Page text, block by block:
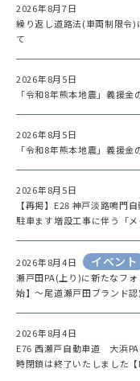
2026年8月7日
繰り返し道路法(車両制限令
て
2026年8月5日
「令和8年熊本地震」義援金
2026年8月5日
「令和8年熊本地震」義援
2026年8月5日
【再掲】E28 神戸淡路鳴門
駐車ます増設工事に伴う「
2026年8月4日 イベント
瀬戸田PA(上り)に新たなフ
始】～尾道瀬戸田ブランド
2026年8月4日
E76 西瀬戸自動車道 大浜
時閉鎖は終了いたしました【